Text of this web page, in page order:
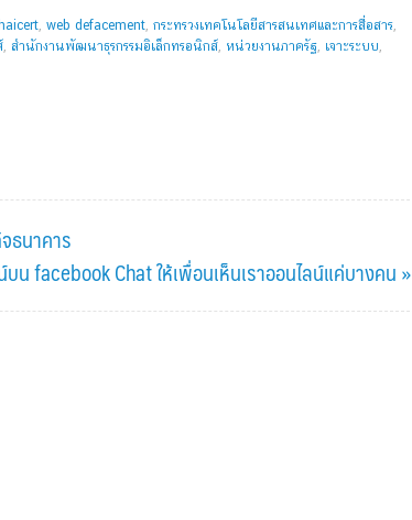
, web defacement, กระทรวงเทคโนโลยีสารสนเทศและการสื่อสาร,
, สำนักงานพัฒนาธุรกรรมอิเล็กทรอนิกส์, หน่วยงานภาครัฐ, เจาะระบบ,
ธนาคาร
น facebook Chat ให้เพื่อนเห็นเราออนไลน์แค่บางคน »